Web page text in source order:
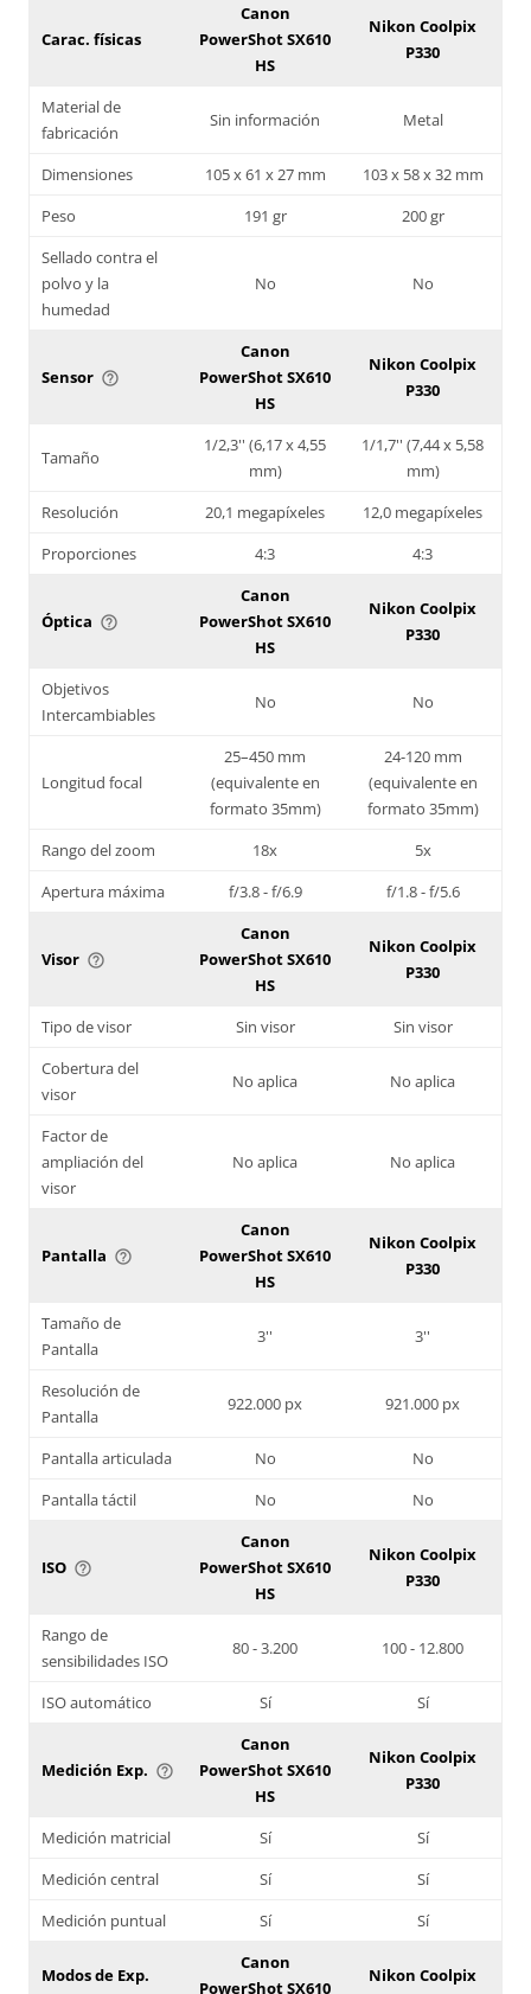
Carac. físicas
Canon
PowerShot SX610
HS
Nikon Coolpix
P330
Material de
fabricación
Sin información Metal
Dimensiones 105 x 61 x 27 mm
103 x 58 x 32 mm
Peso
191 gr
200 gr
Sellado contra el
polvo y la
humedad
No No
Sensor help_outline
Canon
PowerShot SX610
HS
Nikon Coolpix
P330
Tamaño
1/2,3'' (6,17 x 4,55
mm)
1/1,7'' (7,44 x 5,58
mm)
Resolución
20,1 megapíxeles
12,0 megapíxeles
Proporciones
4:3 4:3
Óptica help_outline
Canon
PowerShot SX610
HS
Nikon Coolpix
P330
Objetivos
Intercambiables
No No
Longitud focal
25–450 mm
(equivalente en
formato 35mm)
24-120 mm
(equivalente en
formato 35mm)
Rango del zoom
18x
5x
Apertura máxima
f/3.8 - f/6.9 f/1.8 - f/5.6
Visor help_outline
Canon
PowerShot SX610
HS
Nikon Coolpix
P330
Tipo de visor Sin visor
Sin visor
Cobertura del
visor
No aplica No aplica
Factor de
ampliación del
visor
No aplica No aplica
Pantalla help_outline
Canon
PowerShot SX610
HS
Nikon Coolpix
P330
Tamaño de
Pantalla
3'' 3''
Resolución de
Pantalla
922.000 px 921.000 px
Pantalla articulada No
No
Pantalla táctil
No No
ISO help_outline
Canon
PowerShot SX610
HS
Nikon Coolpix
P330
Rango de
sensibilidades ISO
80 - 3.200 100 - 12.800
ISO automático Sí Sí
Medición Exp. help_outline
Canon
PowerShot SX610
HS
Nikon Coolpix
P330
Medición matricial Sí
Sí
Medición central
Sí
Sí
Medición puntual
Sí Sí
Modos de Exp.
Canon
PowerShot SX610
Nikon Coolpix